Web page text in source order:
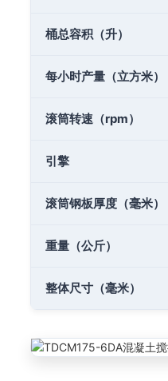
桶总容积（升）
每小时产量（立方米）
滚筒转速（rpm）
引擎
滚筒钢板厚度（毫米）
重量（公斤）
整体尺寸（毫米）